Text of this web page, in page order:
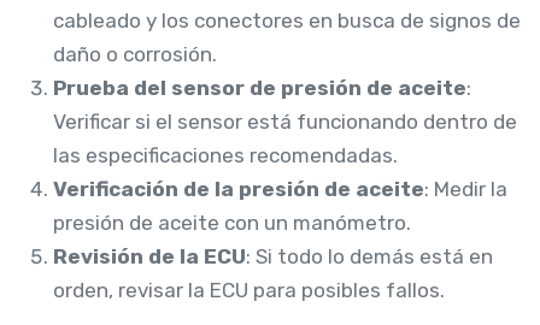
cableado y los conectores en busca de signos de
daño o corrosión.
Prueba del sensor de presión de aceite:
Verificar si el sensor está funcionando dentro de
las especificaciones recomendadas.
Verificación de la presión de aceite: Medir la
presión de aceite con un manómetro.
Revisión de la ECU: Si todo lo demás está en
orden, revisar la ECU para posibles fallos.